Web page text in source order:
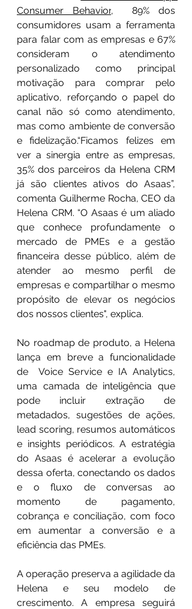
Consumer Behavior,  89% dos
consumidores usam a ferramenta
para falar com as empresas e 67%
consideram o atendimento
personalizado como principal
motivação para comprar pelo
aplicativo, reforçando o papel do
canal não só como atendimento,
mas como ambiente de conversão
e fidelização.“Ficamos felizes em
ver a sinergia entre as empresas,
35% dos parceiros da Helena CRM
já são clientes ativos do Asaas”,
comenta Guilherme Rocha, CEO da
Helena CRM. “O Asaas é um aliado
que conhece profundamente o
mercado de PMEs e a gestão
financeira desse público, além de
atender ao mesmo perfil de
empresas e compartilhar o mesmo
propósito de elevar os negócios
dos nossos clientes", explica.
No roadmap de produto, a Helena
lança em breve a funcionalidade
de  Voice Service e IA Analytics,
uma camada de inteligência que
pode incluir extração de
metadados, sugestões de ações,
lead scoring, resumos automáticos
e insights periódicos. A estratégia
do Asaas é acelerar a evolução
dessa oferta, conectando os dados
e o fluxo de conversas ao
momento de pagamento,
cobrança e conciliação, com foco
em aumentar a conversão e a
eficiência das PMEs.
A operação preserva a agilidade da
Helena e seu modelo de
crescimento. A empresa seguirá